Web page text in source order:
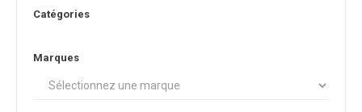
Catégories
Marques